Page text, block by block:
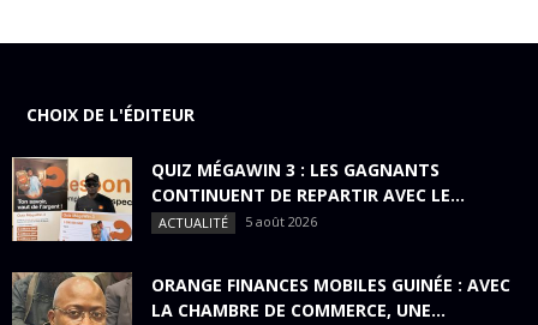
CHOIX DE L'ÉDITEUR
QUIZ MÉGAWIN 3 : LES GAGNANTS
CONTINUENT DE REPARTIR AVEC LE...
ACTUALITÉ 5 août 2026
ORANGE FINANCES MOBILES GUINÉE : AVEC
LA CHAMBRE DE COMMERCE, UNE...